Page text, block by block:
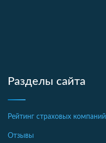
Разделы сайта
Рейтинг страховых компаний
Отзывы